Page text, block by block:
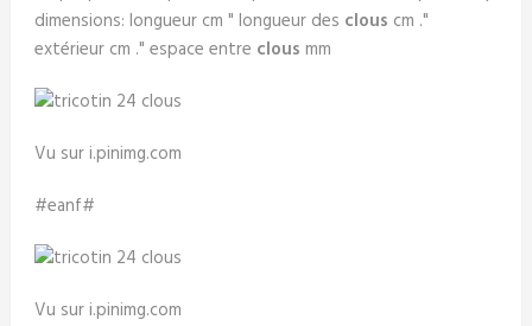
dimensions: longueur cm " longueur des clous cm ."
extérieur cm ." espace entre clous mm
Vu sur i.pinimg.com
#eanf#
Vu sur i.pinimg.com